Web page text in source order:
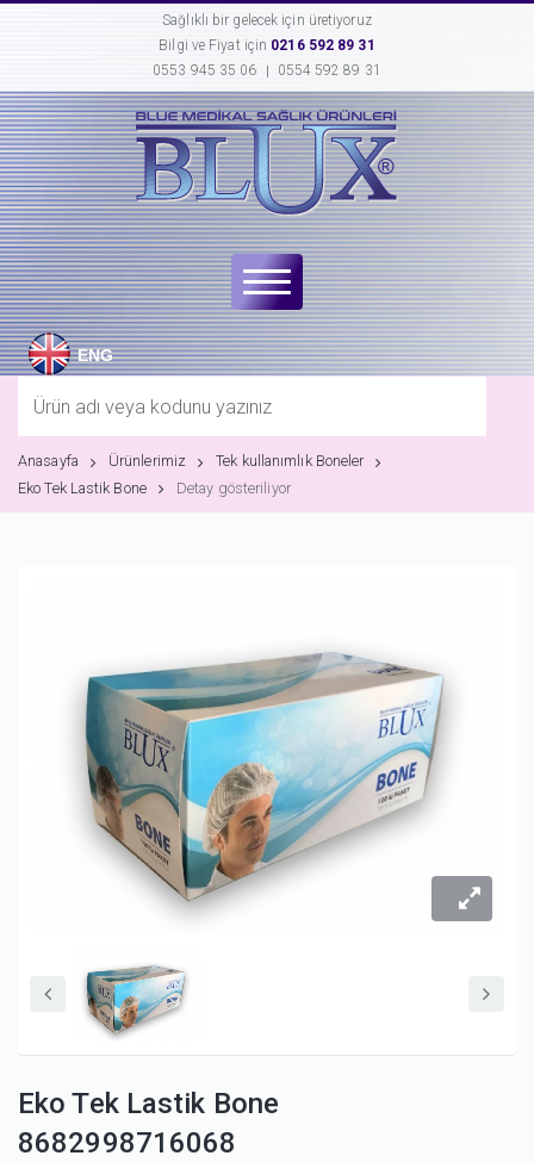
Sağlıklı bir gelecek için üretiyoruz
Bilgi ve Fiyat için 0216 592 89 31
0553 945 35 06
0554 592 89 31
ENG
Anasayfa Ürünlerimiz
Tek kullanımlık Boneler
Eko Tek Lastik Bone
Detay gösteriliyor
Eko Tek Lastik Bone
8682998716068